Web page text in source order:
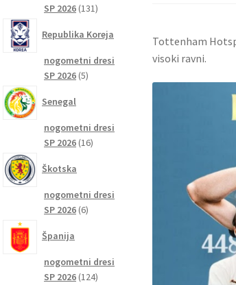
Tottenham
visoki ravni.
SP 2026 131131
Republika Koreja
nogometni dresi
SP 2026 55
Senegal
nogometni dresi
SP 2026 1616
Škotska
nogometni dresi
SP 2026 66
Španija
nogometni dresi
SP 2026 124124